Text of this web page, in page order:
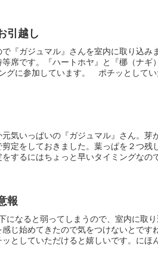
引越し
『ガジュマル』さんを室内に取り込み
席です。『ハートホヤ』と『梛（ナギ
グに参加しています。 ポチッとしてい
気いっぱいの『ガジュマル』さん。芽
定をしておきました。葉っぱを２つ残
するにはちょっと早いタイミングなの
報
になると弱ってしまうので、室内に取
じ始めてきたので気をつけないとです
としていただけると嬉しいです。にほ